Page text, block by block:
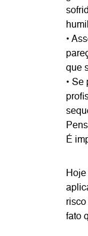
•
que
• Se
É
fato